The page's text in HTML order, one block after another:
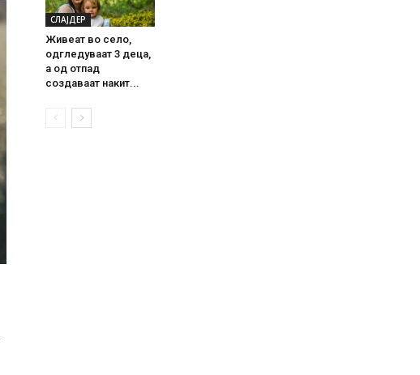
СЛАЈДЕР
Живеат во село,
одгледуваат 3 деца,
а од отпад
создаваат накит...